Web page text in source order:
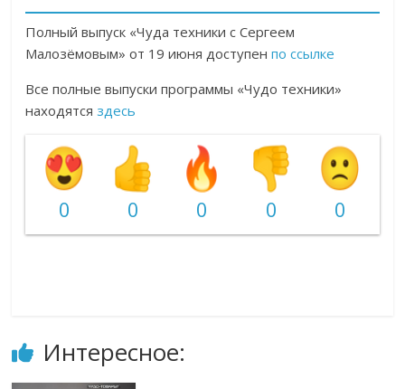
Полный выпуск «Чуда техники с Сергеем
Малозёмовым» от 19 июня доступенпо ссылке
Все полные выпуски программы «Чудо техники»
находятсяздесь
0 0 0 0 0
Интересное: